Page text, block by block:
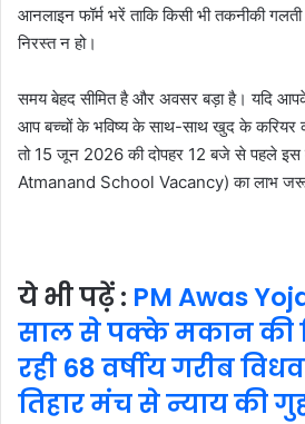
आनलाइन फॉर्म भरें ताकि किसी भी तकनीकी
निरस्त न हो।
समय बेहद सीमित है और अवसर बड़ा है। यदि
आप बच्चों के भविष्य के साथ-साथ खुद के करियर
तो 15 जून 2026 की दोपहर 12 बजे से पहले इस
Atmanand School Vacancy) का लाभ
ये भी पढ़ें : PM Awas
साल से पक्के मकान की
रही 68 वर्षीय गरीब
तिहार मंच से न्याय की